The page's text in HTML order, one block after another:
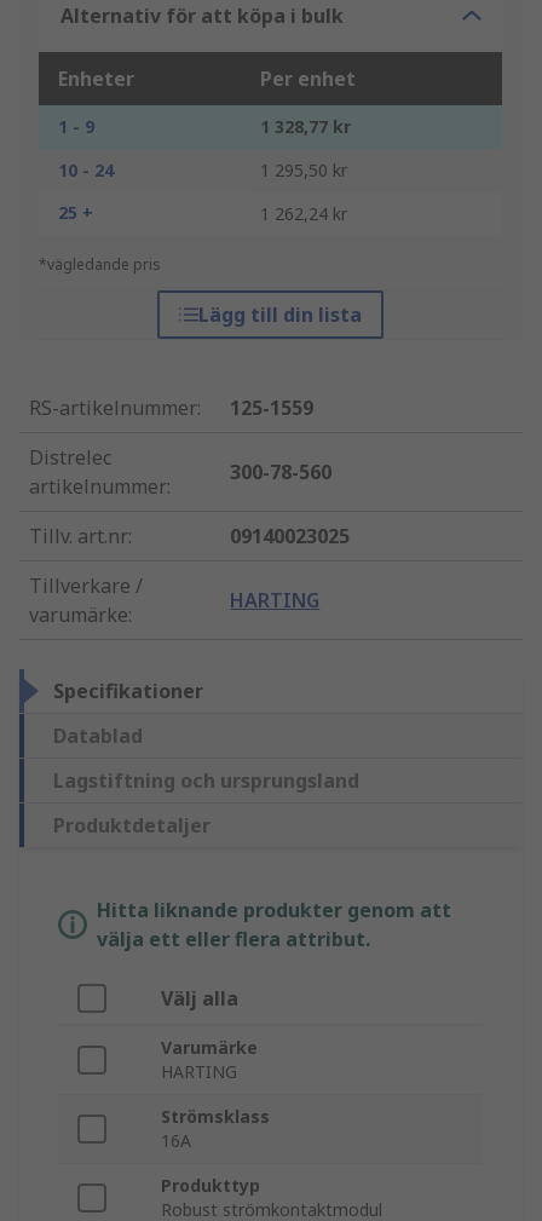
Alternativ för att köpa i bulk
Enheter Per enhet
1 - 9
1 328,77 kr
10 - 24
1 295,50 kr
25 +
1 262,24 kr
*vägledande pris
Lägg till din lista
RS-artikelnummer:
125-1559
Distrelec
artikelnummer:
300-78-560
Tillv. art.nr:
09140023025
Tillverkare /
varumärke:
HARTING
Specifikationer
Datablad
Lagstiftning och ursprungsland
Produktdetaljer
Hitta liknande produkter genom att
välja ett eller flera attribut.
Välj alla
Varumärke
HARTING
Strömsklass
16A
Produkttyp
Robust strömkontaktmodul